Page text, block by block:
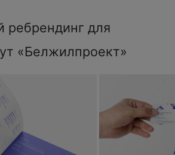
ребрендинг для
«Белжилпроект»